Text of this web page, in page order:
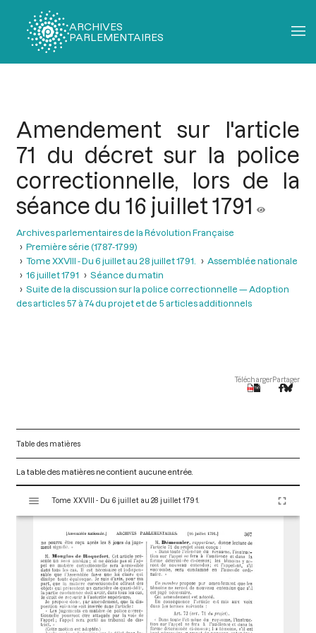
ARCHIVES
PARLEMENTAIRES
Amendement sur l'article
71 du décret sur la police
correctionnelle, lors de la
séance du 16 juillet 1791
Archives parlementaires de la Révolution Française
Première série (1787-1799)
Tome XXVIII - Du 6 juillet au 28 juillet 1791.
Assemblée nationale
16 juillet 1791
Séance du matin
Suite de la discussion sur la police correctionnelle — Adoption
des articles 57 à 74 du projet et de 5 articles additionnels
TéléchargerPartager
Table des matières
La table des matières ne contient aucune entrée.
s
Tome XXVIII - Du 6 juillet au 28 juillet 1791.